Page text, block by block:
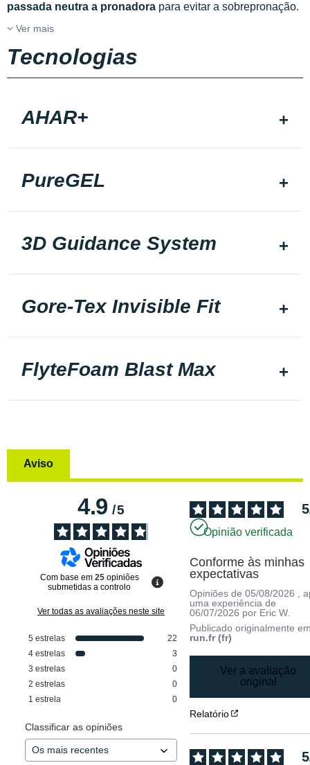
passada neutra a pronadora para evitar a sobrepronação.
Ver mais
Tecnologias
AHAR+
PureGEL
3D Guidance System
Gore-Tex Invisible Fit
FlyteFoam Blast Max
Aviso
4.9/5
Com base em 25 opiniões
submetidas a controlo
Ver todas as avaliações neste site
5 estrelas
22
4 estrelas
3
3 estrelas
0
2 estrelas
0
1 estrela 0
Classificar as opiniões
5
Opinião verificada
Conforme às minhas
expectativas
Opiniões de05/08/2026
,
uma experiência de
06/07/2026 por Eric W.
Publicado originalmente
run.fr (fr)
Ver a avaliação
original
Relatório
5